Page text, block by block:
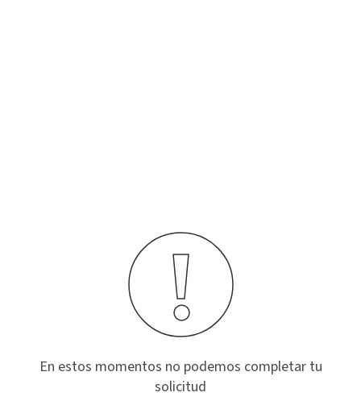
En estos momentos no podemos completar tu
solicitud